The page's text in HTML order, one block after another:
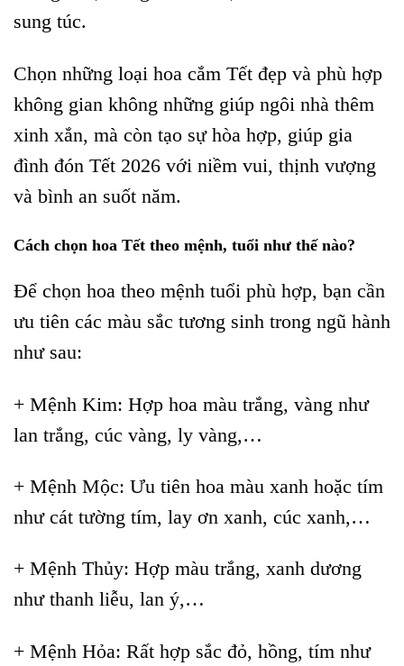
sung túc.
Chọn những loại hoa cắm Tết đẹp và phù hợp
không gian không những giúp ngôi nhà thêm
xinh xắn, mà còn tạo sự hòa hợp, giúp gia
đình đón Tết 2026 với niềm vui, thịnh vượng
và bình an suốt năm.
Cách chọn hoa Tết theo mệnh, tuổi như thế nào?
Để chọn hoa theo mệnh tuổi phù hợp, bạn cần
ưu tiên các màu sắc tương sinh trong ngũ hành
như sau:
+ Mệnh Kim: Hợp hoa màu trắng, vàng như
lan trắng, cúc vàng, ly vàng,…
+ Mệnh Mộc: Ưu tiên hoa màu xanh hoặc tím
như cát tường tím, lay ơn xanh, cúc xanh,…
+ Mệnh Thủy: Hợp màu trắng, xanh dương
như thanh liễu, lan ý,…
+ Mệnh Hỏa: Rất hợp sắc đỏ, hồng, tím như